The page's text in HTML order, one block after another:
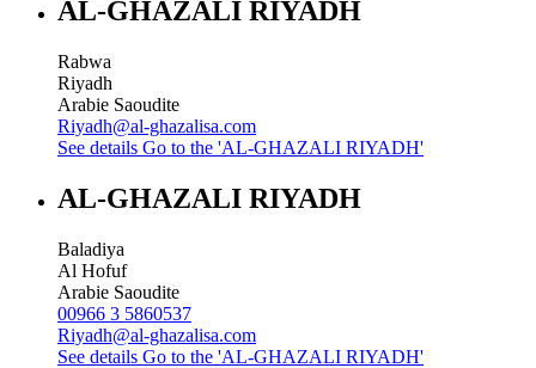
AL-GHAZALI RIYADH
Rabwa
Riyadh
Arabie Saoudite
Riyadh@al-ghazalisa.com
See details Go to the 'AL-GHAZALI RIYADH'
AL-GHAZALI RIYADH
Baladiya
Al Hofuf
Arabie Saoudite
00966 3 5860537
Riyadh@al-ghazalisa.com
See details Go to the 'AL-GHAZALI RIYADH'